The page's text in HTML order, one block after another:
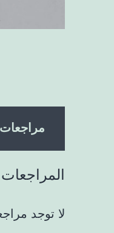
مراجعات
المراجعات
لا توجد